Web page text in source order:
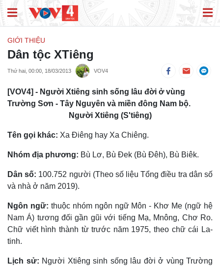
GIỚI THIỆU
Dân tộc XTiêng
Thứ hai, 00:00, 18/03/2013 VOV4
[VOV4] - Người Xtiêng sinh sống lâu đời ở vùng
Trường Sơn - Tây Nguyên và miền đông Nam bộ.
Người Xtiêng (S'tiêng)
Tên gọi khác: Xa Ðiêng hay Xa Chiêng.
Nhóm địa phương: Bù Lơ, Bù Ðek (Bù Ðêh), Bù Biêk.
Dân số: 100.752 người (Theo số liệu Tổng điều tra dân số
và nhà ở năm 2019).
Ngôn ngữ: thuộc nhóm ngôn ngữ Môn - Khơ Me (ngữ hệ
Nam Á) tương đối gần gũi với tiếng Mạ, Mnông, Chơ Ro.
Chữ viết hình thành từ trước năm 1975, theo chữ cái La-
tinh.
Lịch sử: Người Xtiêng sinh sống lâu đời ở vùng Trường